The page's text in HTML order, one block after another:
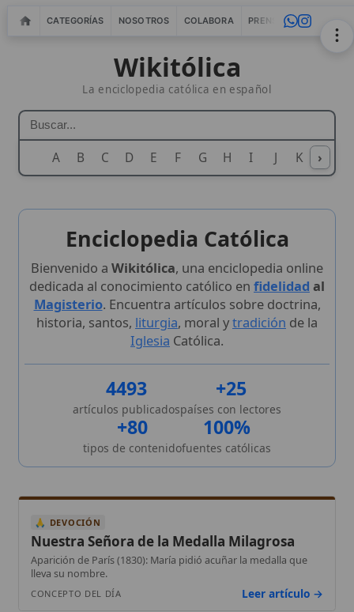
CATEGORÍAS NOSOTROS COLABORA PRENSA WEBMASTERS
Wikitólica
La enciclopedia católica en español
A B C D E F G H I J K L M
›
Enciclopedia Católica
Bienvenido aWikitólica, una enciclopedia online
dedicada al conocimiento católico enfidelidad
Magisterio. Encuentra artículos sobre doctrina,
historia, santos,liturgia, moral ytradiciónde la
IglesiaCatólica.
4493 +25
+80
tipos de contenido
100%
fuentes católicas
lleva su nombre.
CONCEPTO DEL DÍA Leer artículo →
Sáb, 8 de agosto de 2026
Tiempo Ordinario